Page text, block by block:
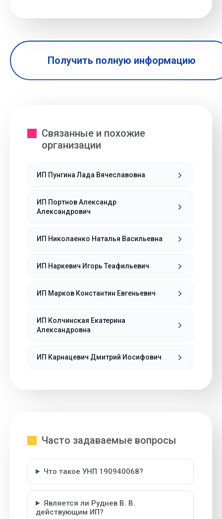
Получить полную информацию
Связанные и похожие
организации
ИП Пунгина Лада Вячеславовна
ИП Портнов Александр
Александрович
ИП Николаенко Наталья Васильевна
ИП Наркевич Игорь Теафильевич
ИП Марков Константин Евгеньевич
ИП Колчинская Екатерина
Александровна
ИП Карнацевич Дмитрий Иосифович
Часто задаваемые вопросы
Что такое УНП 190940068?
Является ли Руднев В. В.
действующим ИП?